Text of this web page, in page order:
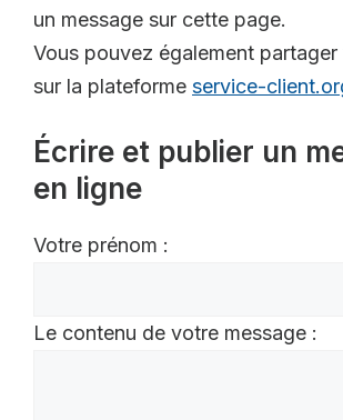
un message sur cette page.
Vous pouvez également
sur la plateforme service-
Écrire et publier un
en ligne
Votre prénom :
Le contenu de votre message :